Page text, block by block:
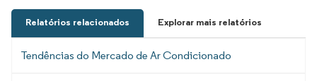
Relatórios relacionados Explorar mais relatórios
Tendências do Mercado de Ar Condicionado